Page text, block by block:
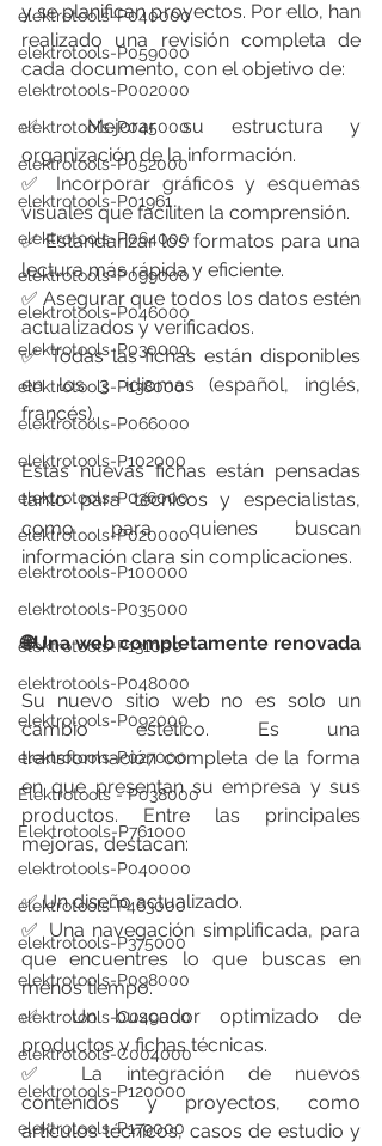
elektrotools-P040000
elektrotools-P059000
elektrotools-P002000
elektrotools-P045000
elektrotools-P052000
elektrotools-P01961
elektrotools-P064000
elektrotools-P099000
elektrotools-P046000
elektrotools-P030000
elektrotools-P138000
elektrotools-P066000
elektrotools-P102000
elektrotools-P036000
elektrotools-P020000
elektrotools-P100000
elektrotools-P035000
elektrotools-P131000
elektrotools-P048000
elektrotools-P092000
elektrotools-P027000
Elektrotools - P038000
Elektrotools-P761000
elektrotools-P040000
elektrotools-P463000
elektrotools-P375000
elektrotools-P098000
elektrotools-C049000
elektrotools-C004000
elektrotools-P120000
elektrotools-P179000
y se planifican proyectos. Por ello, han
realizado una revisión completa de
cada documento, con el objetivo de:
✅ Mejorar su estructura y
organización de la información.
✅ Incorporar gráficos y esquemas
visuales que faciliten la comprensión.
✅ Estandarizar los formatos para una
lectura más rápida y eficiente.
✅ Asegurar que todos los datos estén
actualizados y verificados.
✅ Todas las fichas están disponibles
en los 3 idiomas (español, inglés,
francés).
Estas nuevas fichas están pensadas
tanto para técnicos y especialistas,
como para quienes buscan
información clara sin complicaciones.
🌐Una web completamente renovada
Su nuevo sitio web no es solo un
cambio estético. Es una
transformación completa de la forma
en que presentan su empresa y sus
productos. Entre las principales
mejoras, destacan:
✅ Un diseño actualizado.
✅ Una navegación simplificada, para
que encuentres lo que buscas en
menos tiempo.
✅ Un buscador optimizado de
productos y fichas técnicas.
✅ La integración de nuevos
contenidos y proyectos, como
artículos técnicos, casos de estudio y